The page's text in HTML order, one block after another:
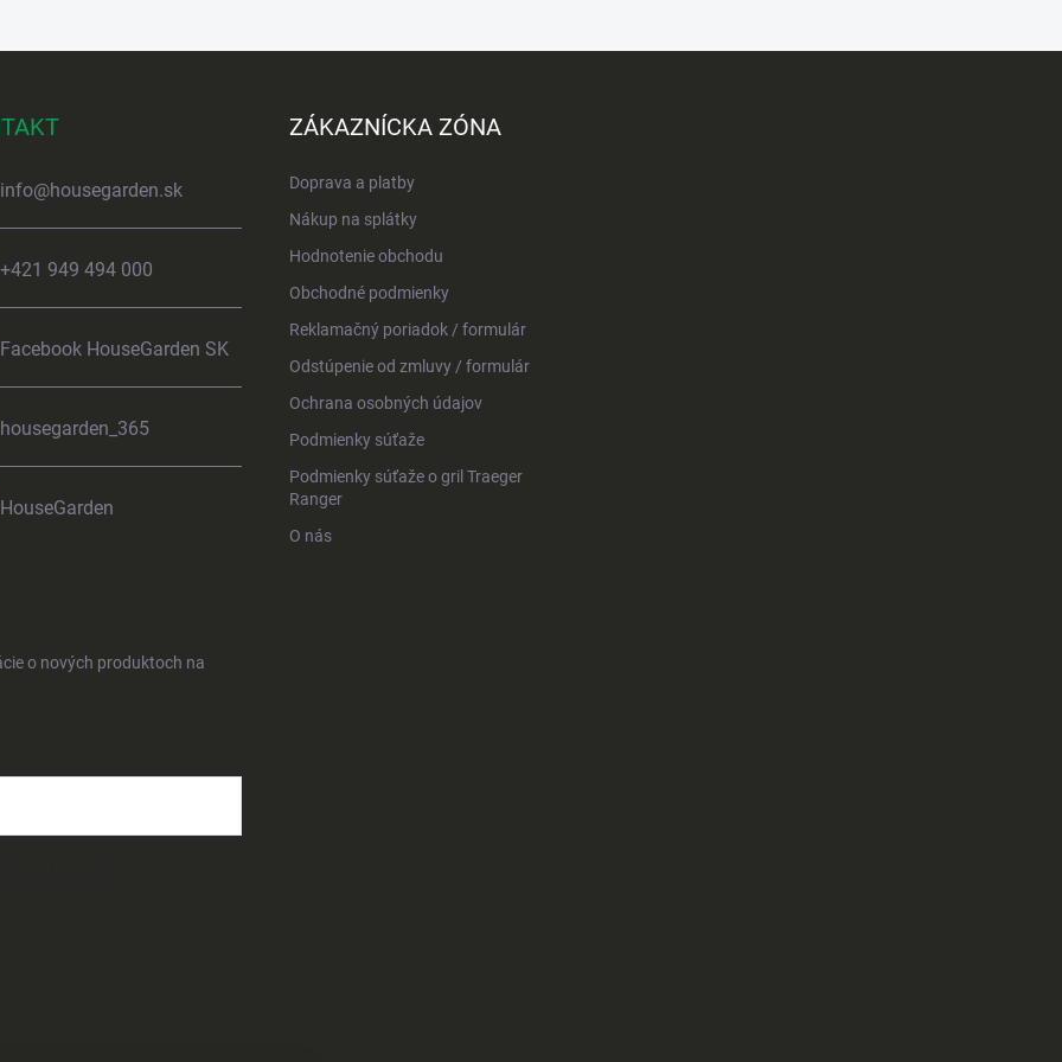
info@housegarden.sk
+421 949 494 000
Facebook HouseGarden SK
housegarden_365
HouseGarden
ZÁKAZNÍCKA ZÓNA
Doprava a platby
Nákup na splátky
Hodnotenie obchodu
Obchodné podmienky
Reklamačný poriadok / formulár
Odstúpenie od zmluvy / formulár
Ochrana osobných údajov
Podmienky súťaže
Podmienky súťaže o gril Traeger
Ranger
O nás
o nových produktoch na